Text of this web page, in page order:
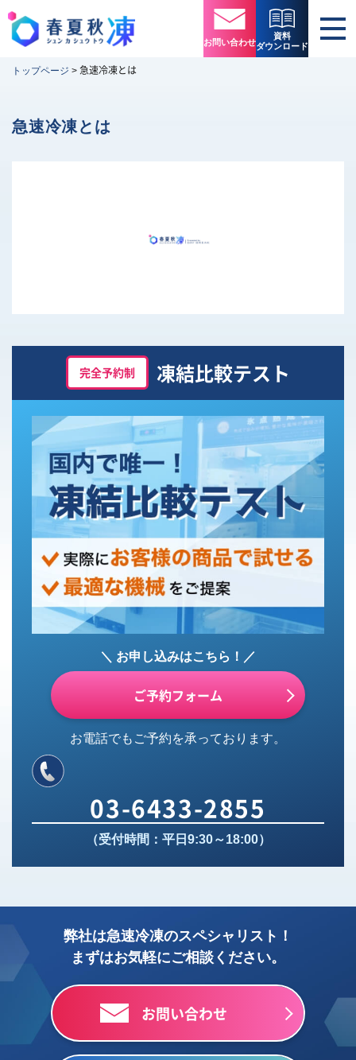
お問い合わせ
資料
ダウンロード
トップページ > 急速冷凍とは
急速冷凍とは
完全予約制 凍結比較テスト
＼ お申し込みはこちら！／
ご予約フォーム
お電話でもご予約を承っております。
03-6433-2855
（受付時間：平日9:30～18:00）
弊社は急速冷凍のスペシャリスト！
まずはお気軽にご相談ください。
お問い合わせ